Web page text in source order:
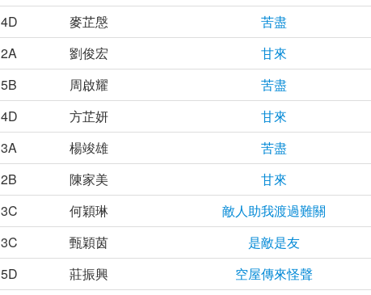
4D 麥芷慇
苦盡
2A 劉俊宏
甘來
5B 周啟耀
苦盡
4D 方芷妍
甘來
3A 楊竣雄
苦盡
2B 陳家美
甘來
3C 何穎琳
敵人助我渡過難關
3C 甄穎茵
是敵是友
5D 莊振興
空屋傳來怪聲